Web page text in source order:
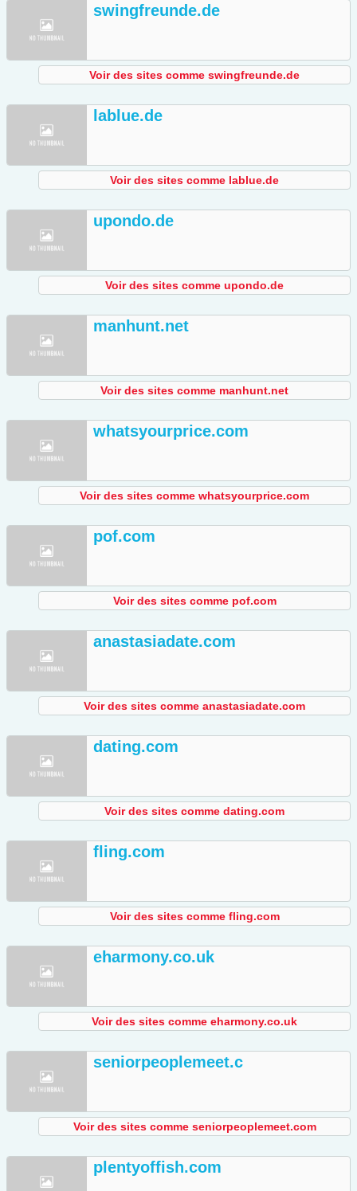
swingfreunde.de
Voir des sites comme swingfreunde.de
lablue.de
Voir des sites comme lablue.de
upondo.de
Voir des sites comme upondo.de
manhunt.net
Voir des sites comme manhunt.net
whatsyourprice.com
Voir des sites comme whatsyourprice.com
pof.com
Voir des sites comme pof.com
anastasiadate.com
Voir des sites comme anastasiadate.com
dating.com
Voir des sites comme dating.com
fling.com
Voir des sites comme fling.com
eharmony.co.uk
Voir des sites comme eharmony.co.uk
seniorpeoplemeet.c
Voir des sites comme seniorpeoplemeet.com
plentyoffish.com